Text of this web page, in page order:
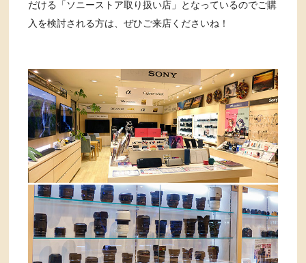
だける「ソニーストア取り扱い店」となっているのでご購
入を検討される方は、ぜひご来店くださいね！